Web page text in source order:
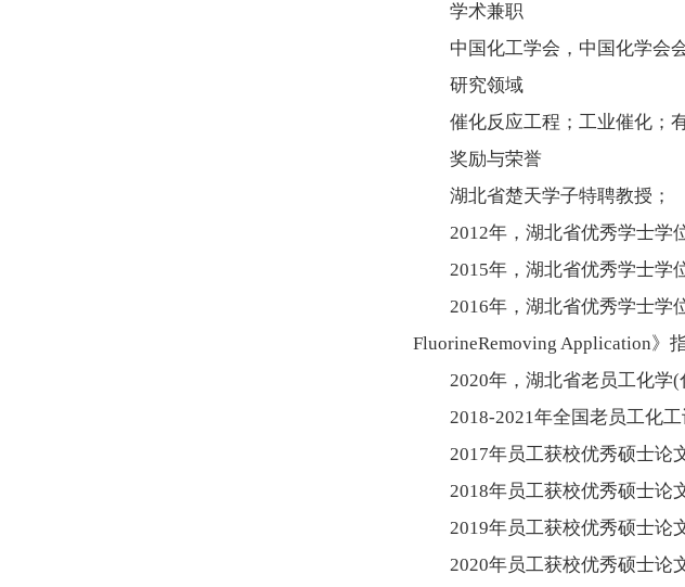
学术兼职
中国化工学会，中国化学会
研究领域
催化反应工程；工业催化；
奖励与荣誉
湖北省楚天学子特聘教授；
2012年，湖北省优秀学士学
2015年，湖北省优秀学士学
2016年，湖北省优秀学士学
FluorineRemoving Application》
2020年，湖北省老员工化学
2018-2021年全国老员工化
2017年员工获校优秀硕士论
2018年员工获校优秀硕士论
2019年员工获校优秀硕士论
2020年员工获校优秀硕士论